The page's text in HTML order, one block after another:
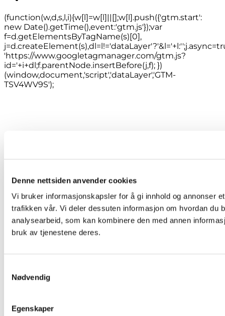
Denne nettsiden anvender cookies
Vi bruker informasjonskapsler for å gi innhold og annonser
trafikken vår. Vi deler dessuten informasjon om hvordan du
analysearbeid, som kan kombinere den med annen
bruk av tjenestene deres.
Nødvendig
Egenskaper
(function(w,d,s,l,i){w[l]=w[l]||[];w[l].push({'gtm.start':
new Date().getTime(),event:'gtm.js'});var
f=d.getElementsByTagName(s)[0],
'https://www.googletagmanager.com/gtm.js?
id='+i+dl;f.parentNode.insertBefore(j,f); })
(window,document,'script','dataLayer','GTM-
TSV4WV9S');